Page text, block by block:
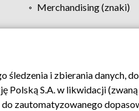
Merchandising (znaki)
Biuro reklamy
i zbierania danych,
S.A. w likwidacji (zwaną
zautomatyzowanego